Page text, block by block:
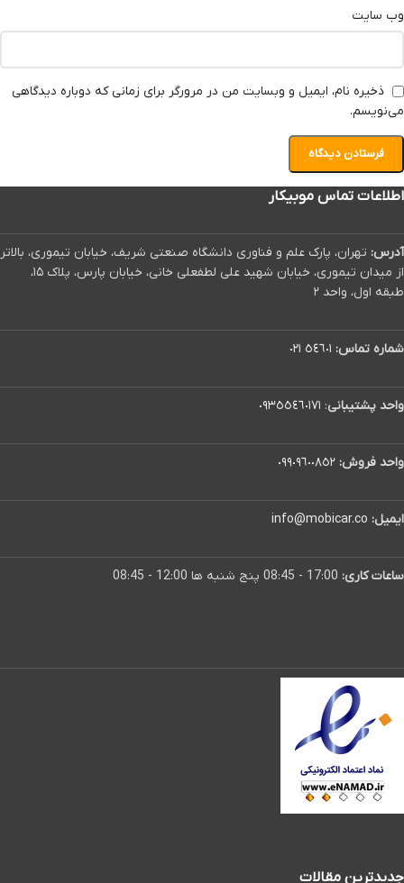
وب‌ سایت
ذخیره نام، ایمیل و وبسایت من در مرورگر برای زمانی که دوباره دیدگاهی
می‌نویسم.
اطلاعات تماس موبیکار
آدرس: تهران، پارک علم و فناوری دانشگاه صنعتی شریف، خیابان تیموری، بالاتر
از میدان تیموری، خیابان شهید علی لطفعلی خانی، خیابان پارس، پلاک ۱۵،
طبقه اول، واحد ۲
شماره تماس: ٥٤٦٠١ ٠٢١
واحد پشتیبانی: ٠٩٣٥٥٤٦٠١٧١
واحد فروش: ٠٩٩٠٩٦٠٠٨٥٢
ایمیل: info@mobicar.co
ساعات کاری:
جدیدترین مقالات